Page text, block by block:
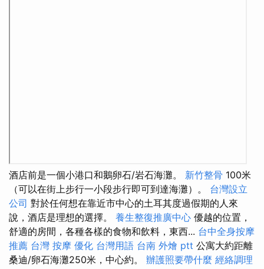
酒店前是一個小港口和鵝卵石/岩石海灘。 新竹整骨 100米
（可以在街上步行一小段步行即可到達海灘）。 台灣設立
公司 對於任何想在靠近市中心的土耳其度過假期的人來
說，酒店是理想的選擇。 養生整復推廣中心 優越的位置，
舒適的房間，各種各樣的食物和飲料，東西... 台中全身按摩
推薦 台灣 按摩 優化 台灣用語 台南 外燴 ptt 公寓大約距離
桑迪/卵石海灘250米，中心約。 辦護照要帶什麼 經絡調理